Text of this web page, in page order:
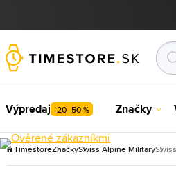
Výpredaj -20–50 % Značky
TimestoreZnačkySwiss Alpine Military